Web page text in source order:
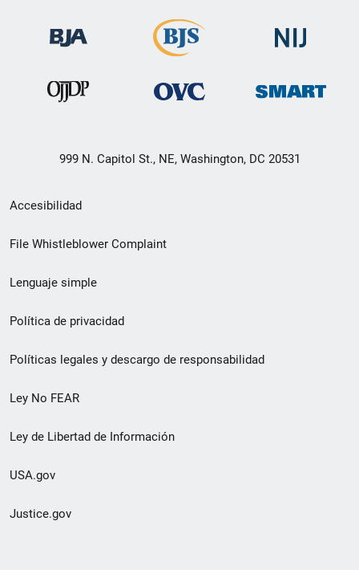
999 N. Capitol St., NE, Washington, DC 20531
Menú
de
de
pie
de
página
Accesibilidad
File Whistleblower Complaint
Lenguaje simple
Política de privacidad
Políticas legales y descargo de responsabilidad
Ley No FEAR
Ley de Libertad de Información
USA.gov
Justice.gov